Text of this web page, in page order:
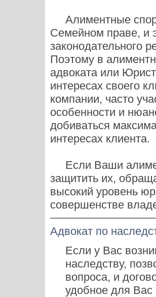
Алиментные
Семейном праве, и
законодательного
Поэтому в
адвоката или
интересах своего
компании, часто
особенности и
добиваться
интересах клиента.
Если Ваши
защитить их,
высокий уровень
совершенстве
Адвокат по
Если у Вас
наследству,
вопроса, и
удобное для Вас